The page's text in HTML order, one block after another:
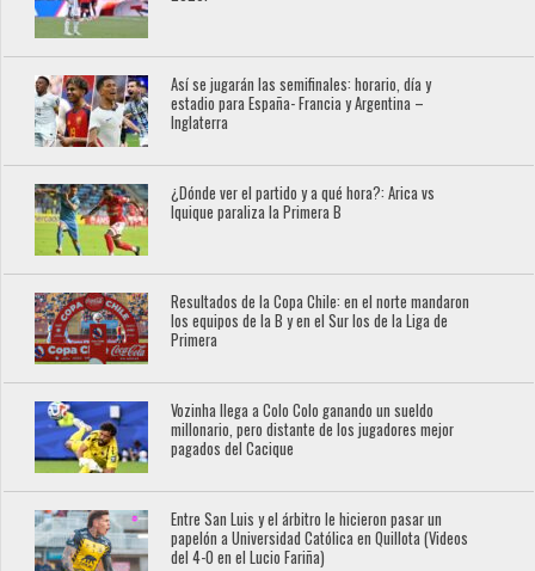
Así se jugarán las semifinales: horario, día y
estadio para España- Francia y Argentina –
Inglaterra
¿Dónde ver el partido y a qué hora?: Arica vs
Iquique paraliza la Primera B
Resultados de la Copa Chile: en el norte mandaron
los equipos de la B y en el Sur los de la Liga de
Primera
Vozinha llega a Colo Colo ganando un sueldo
millonario, pero distante de los jugadores mejor
pagados del Cacique
Entre San Luis y el árbitro le hicieron pasar un
papelón a Universidad Católica en Quillota (Videos
del 4-0 en el Lucio Fariña)